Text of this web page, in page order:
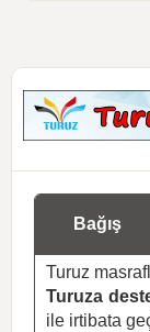
Bağış
Turuz
Turuza
ile irtibata